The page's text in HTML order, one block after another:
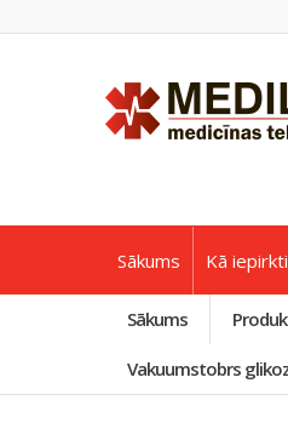
Sākums Kā
Sākums
Vakuumstobrs